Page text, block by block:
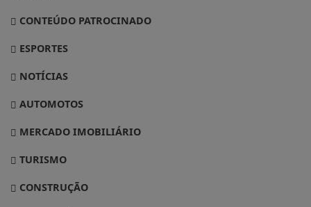
CONTEÚDO PATROCINADO
ESPORTES
NOTÍCIAS
AUTOMOTOS
MERCADO IMOBILIÁRIO
TURISMO
CONSTRUÇÃO